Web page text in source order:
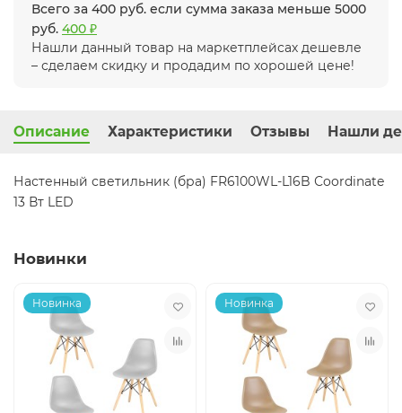
Всего за 400 руб. если сумма заказа меньше 5000
руб. 400 ₽
Нашли данный товар на маркетплейсах дешевле
– сделаем скидку и продадим по хорошей цене!
Описание Характеристики Отзывы Нашли
Настенный светильник (бра) FR6100WL-L16B Сoordinate
13 Вт LED
Новинки
Новинка Новинка